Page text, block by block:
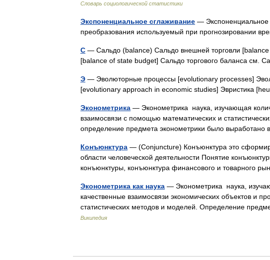
Словарь социологической статистики
Экспоненциальное сглаживание — Экспоненциальное
преобразования используемый при прогнозировании
С — Сальдо (balance) Cальдо внешней торговли
[balance of state bud­get] Сальдо торгового баланса см.
Э — Эволюторные процессы [evolutionary processes]
[evolutionary approach in economic studies] Эвристика
Эконометрика — Эконометрика наука, изучающая
взаимосвязи с помощью математических и
определение предмета эконометрики было
Конъюнктура — (Conjuncture) Конъюнктура это
области человеческой деятельности Понятие
конъюнктуры, конъюнктура финансового и товарного
Эконометрика как наука — Эконометрика наука,
качественные взаимосвязи экономических объектов и
статистических методов и моделей. Определение
Википедия